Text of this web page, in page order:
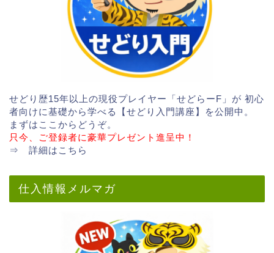
せどり歴15年以上の現役プレイヤー「せどらーF」が 初心
者向けに基礎から学べる【せどり入門講座】を公開中。
まずはここからどうぞ。
只今、ご登録者に豪華プレゼント進呈中！
⇒ 詳細はこちら
仕入情報メルマガ